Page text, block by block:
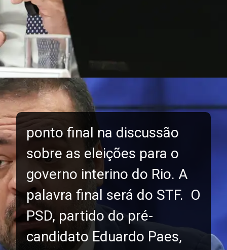
ponto final na discussão
sobre as eleições para o
governo interino do Rio. A
palavra final será do STF. O
PSD, partido do pré-
candidato Eduardo Paes,